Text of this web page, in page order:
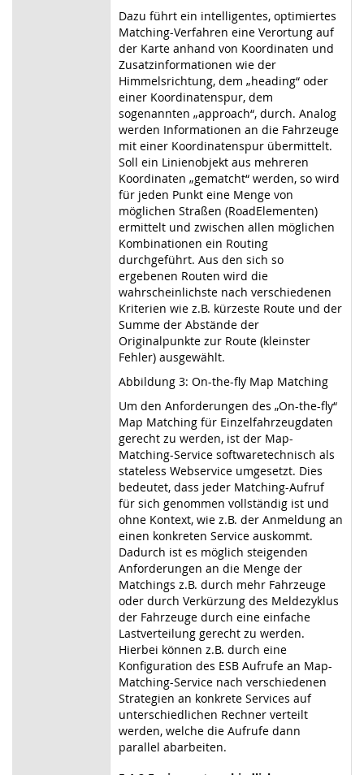
Dazu führt ein intelligentes, optimiertes
Matching-Verfahren eine Verortung auf
der Karte anhand von Koordinaten und
Zusatzinformationen wie der
Himmelsrichtung, dem „heading“ oder
einer Koordinatenspur, dem
sogenannten „approach“, durch. Analog
werden Informationen an die Fahrzeuge
mit einer Koordinatenspur übermittelt.
Soll ein Linienobjekt aus mehreren
Koordinaten „gematcht“ werden, so wird
für jeden Punkt eine Menge von
möglichen Straßen (RoadElementen)
ermittelt und zwischen allen möglichen
Kombinationen ein Routing
durchgeführt. Aus den sich so
ergebenen Routen wird die
wahrscheinlichste nach verschiedenen
Kriterien wie z.B. kürzeste Route und der
Summe der Abstände der
Originalpunkte zur Route (kleinster
Fehler) ausgewählt.
Abbildung 3: On-the-fly Map Matching
Um den Anforderungen des „On-the-fly“
Map Matching für Einzelfahrzeugdaten
gerecht zu werden, ist der Map-
Matching-Service softwaretechnisch als
stateless Webservice umgesetzt. Dies
bedeutet, dass jeder Matching-Aufruf
für sich genommen vollständig ist und
ohne Kontext, wie z.B. der Anmeldung an
einen konkreten Service auskommt.
Dadurch ist es möglich steigenden
Anforderungen an die Menge der
Matchings z.B. durch mehr Fahrzeuge
oder durch Verkürzung des Meldezyklus
der Fahrzeuge durch eine einfache
Lastverteilung gerecht zu werden.
Hierbei können z.B. durch eine
Konfiguration des ESB Aufrufe an Map-
Matching-Service nach verschiedenen
Strategien an konkrete Services auf
unterschiedlichen Rechner verteilt
werden, welche die Aufrufe dann
parallel abarbeiten.